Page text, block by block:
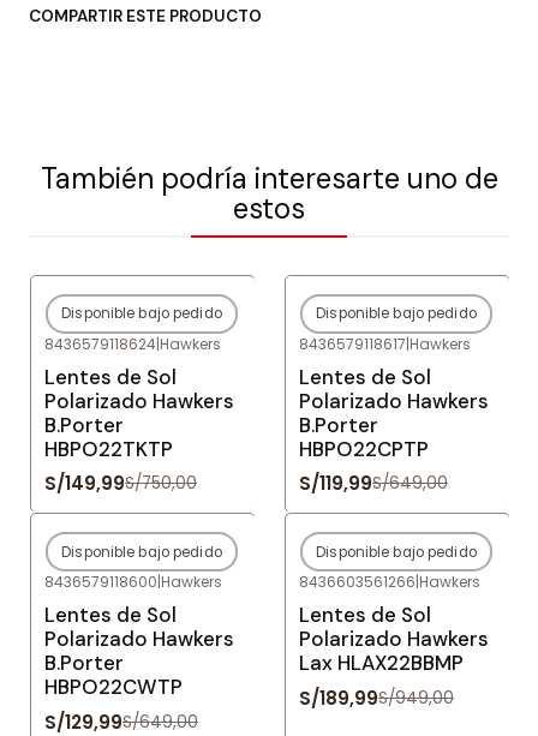
COMPARTIR ESTE PRODUCTO
También podría interesarte uno de
estos
-80%OFF
Agotado
Disponible bajo pedido
8436579118624|Hawkers
Lentes de Sol
Polarizado Hawkers
B.Porter
HBPO22TKTP
S/149,99S/750,00
-82%OFF
Agotado
Disponible bajo pedido
8436579118617|Hawkers
Lentes de Sol
Polarizado Hawkers
B.Porter
HBPO22CPTP
S/119,99S/649,00
-80%OFF
Agotado
Disponible bajo pedido
8436579118600|Hawkers
Lentes de Sol
Polarizado Hawkers
B.Porter
HBPO22CWTP
S/129,99S/649,00
-80%OFF
Agotado
Disponible bajo pedido
8436603561266|Hawkers
Lentes de Sol
Polarizado Hawkers
Lax HLAX22BBMP
S/189,99S/949,00